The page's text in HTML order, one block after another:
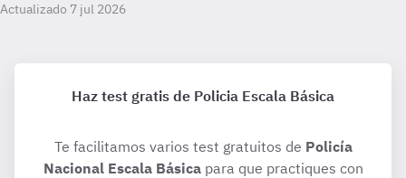
Actualizado 7 jul 2026
Haz test gratis de Policia Escala Básica
Te facilitamos varios test gratuitos de Policía
Nacional Escala Básicapara que practiques con